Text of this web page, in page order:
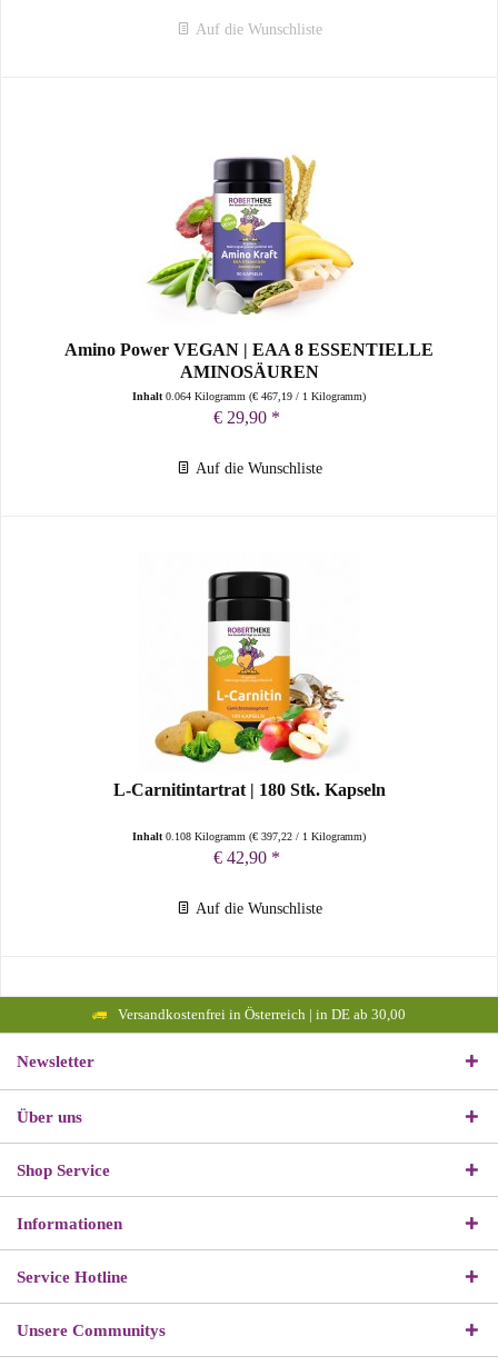
Auf die Wunschliste
Amino Power VEGAN | EAA 8 ESSENTIELLE
AMINOSÄUREN
Inhalt0.064 Kilogramm(€ 467,19 / 1 Kilogramm)
€ 29,90 *
Auf die Wunschliste
L-Carnitintartrat | 180 Stk. Kapseln
Inhalt0.108 Kilogramm(€ 397,22 / 1 Kilogramm)
€ 42,90 *
Auf die Wunschliste
Versandkostenfrei in Österreich | in DE ab 30,00
Newsletter
Über uns
Shop Service
Informationen
Service Hotline
Unsere Communitys